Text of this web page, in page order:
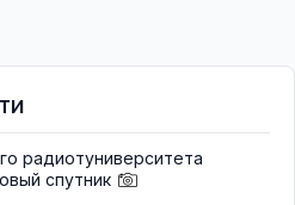
радиотуниверситета
спутник